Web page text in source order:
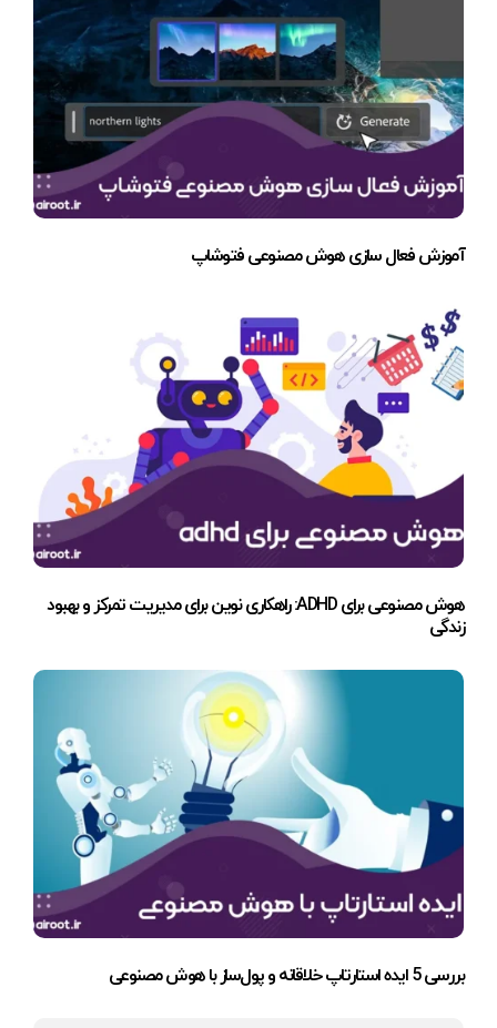
آموزش فعال سازی هوش مصنوعی فتوشاپ
هوش مصنوعی برای ADHD: راهکاری نوین برای مدیریت تمرکز و بهبود
زندگی
بررسی 5 ایده استارتاپ خلاقانه و پول‌ساز با هوش مصنوعی